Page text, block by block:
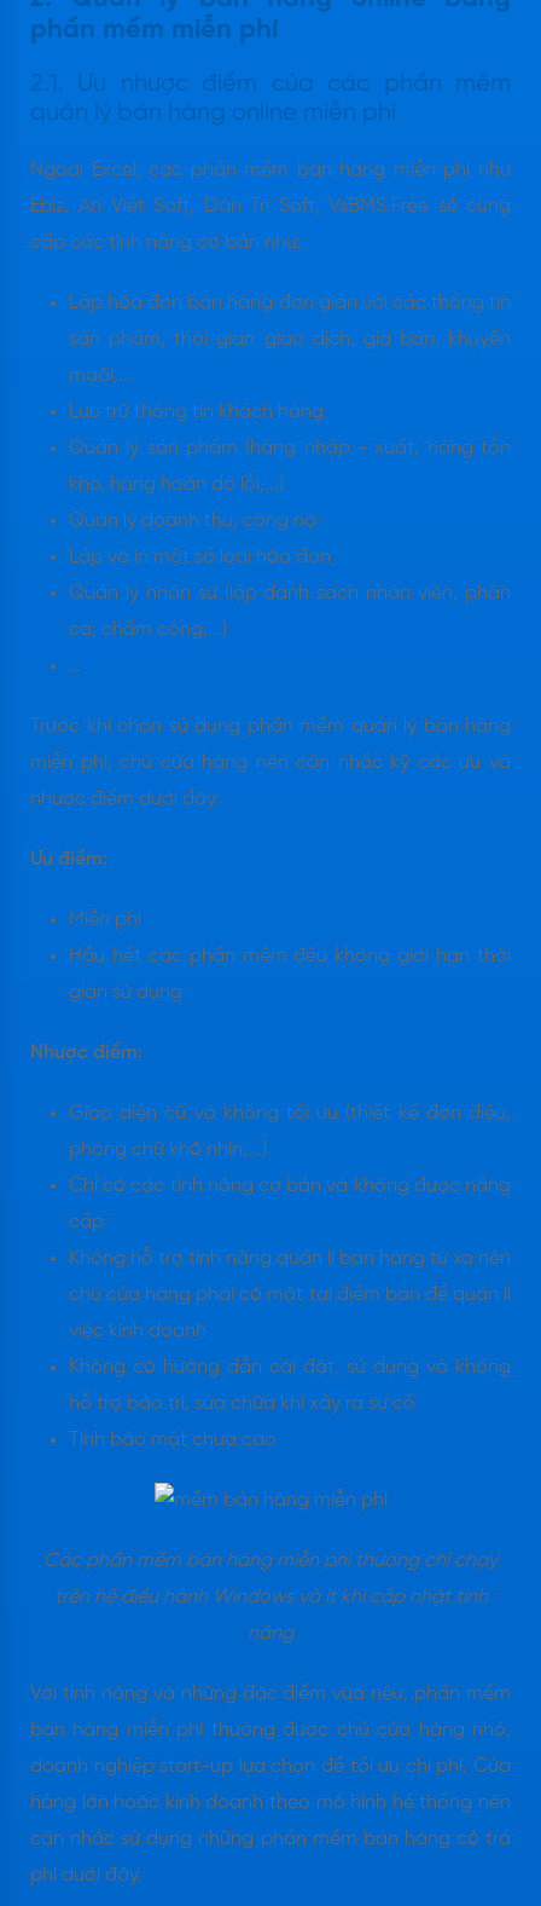
phần mềm miễn phí
2.1. Ưu nhược điểm của các phần mềm
quản lý bán hàng online miễn phí
Ngoài Excel, các phần mềm bán hàng miễn phí như
Ebiz, An Việt Soft, Dân Trí Soft, VsBMS.Free sẽ cung
cấp các tính năng cơ bản như:
Lập hóa đơn bán hàng đơn giản với các thông tin
sản phẩm, thời gian giao dịch, giá bán, khuyến
mạãi,...
Lưu trữ thông tin khách hàng
Quản lý sản phẩm (hàng nhập - xuất, hàng tồn
kho, hàng hoàn do lỗi,...)
Quản lý doanh thu, công nợ
Lập và in một số loại hóa đơn
Quản lý nhân sự (lập danh sách nhân viên, phân
ca, chấm công,...)
…
Trước khi chọn sử dụng phần mềm quản lý bán hàng
miễn phí, chủ cửa hàng nên cân nhắc kỹ các ưu và
nhược điểm dưới đây:
Ưu điểm:
Miễn phí
Hầu hết các phần mềm đều không giới hạn thời
gian sử dụng
Nhược điểm:
Giao diện cũ và không tối ưu (thiết kế đơn điệu,
phông chữ khó nhìn,...)
Chỉ có các tính năng cơ bản và không được nâng
cấp
Không hỗ trợ tính năng quản lí bán hàng từ xa nên
chủ cửa hàng phải có mặt tại điểm bán để quản lí
việc kinh doanh
Không có hướng dẫn cài đặt, sử dụng và không
hỗ trợ bảo trì, sửa chữa khi xảy ra sự cố
Tính bảo mật chưa cao
Các phần mềm bán hàng miễn phí thường chỉ chạy
trên hệ điều hành Windows và ít khi cập nhật tính
năng
Với tính năng và những đặc điểm vừa nêu, phần mềm
bán hàng miễn phí thường được chủ cửa hàng nhỏ,
doanh nghiệp start-up lựa chọn để tối ưu chi phí. Cửa
hàng lớn hoặc kinh doanh theo mô hình hệ thống nên
cân nhắc sử dụng những phần mềm bán hàng có trả
phí dưới đây.